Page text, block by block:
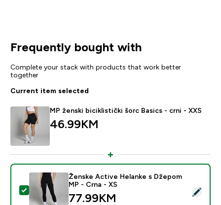
Frequently bought with
Complete your stack with products that work better
together
Current item selected
MP ženski biciklistički šorc Basics - crni - XXS
46.99KM‎
Select this product - Ženske Active Helanke s
Ženske Active Helanke s Džepom
MP - Crna - XS
77.99KM‎